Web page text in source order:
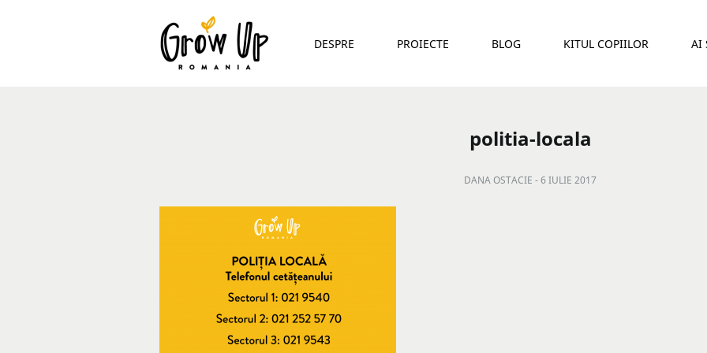
DESPRE PROIECTE BLOG KITUL COPIILOR AI
politia-locala
DANA OSTACIE -6 IULIE 2017